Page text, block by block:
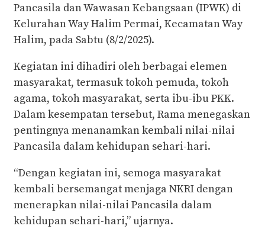
Pancasila dan Wawasan Kebangsaan (IPWK) di
Kelurahan Way Halim Permai, Kecamatan Way
Halim, pada Sabtu (8/2/2025).
Kegiatan ini dihadiri oleh berbagai elemen
masyarakat, termasuk tokoh pemuda, tokoh
agama, tokoh masyarakat, serta ibu-ibu PKK.
Dalam kesempatan tersebut, Rama menegaskan
pentingnya menanamkan kembali nilai-nilai
Pancasila dalam kehidupan sehari-hari.
“Dengan kegiatan ini, semoga masyarakat
kembali bersemangat menjaga NKRI dengan
menerapkan nilai-nilai Pancasila dalam
kehidupan sehari-hari,” ujarnya.